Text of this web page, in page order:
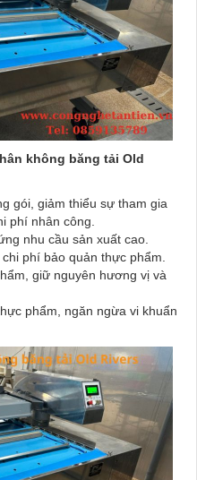
không băng tải Old
gói, giảm thiểu sự tham gia
phí nhân công.
nhu cầu sản xuất cao.
phí bảo quản thực phẩm.
giữ nguyên hương vị và
phẩm, ngăn ngừa vi khuẩn